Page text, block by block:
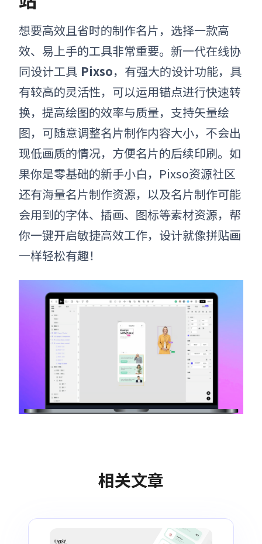
想要高效且省时的制作名片，选择一款高
效、易上手的工具非常重要。新一代在线协
同设计工具 Pixso，有强大的设计功能，具
有较高的灵活性，可以运用锚点进行快速转
换，提高绘图的效率与质量，支持矢量绘
图，可随意调整名片制作内容大小，不会出
现低画质的情况，方便名片的后续印刷。如
果你是零基础的新手小白，Pixso资源社区
还有海量名片制作资源，以及名片制作可能
会用到的字体、插画、图标等素材资源，帮
你一键开启敏捷高效工作，设计就像拼贴画
一样轻松有趣！
相关文章